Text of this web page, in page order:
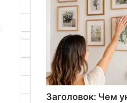
Заголовок: Чем